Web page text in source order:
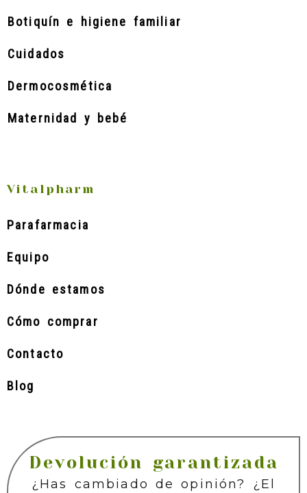
Botiquín e higiene familiar
Cuidados
Dermocosmética
Maternidad y bebé
Vitalpharm
Parafarmacia
Equipo
Dónde estamos
Cómo comprar
Contacto
Blog
Devolución garantizada
¿Has cambiado de opinión? ¿El